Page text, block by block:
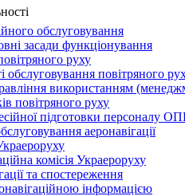
обслуговування
засади функціонування
руху
обслуговування повітряного
використанням
повітряного руху
підготовки персоналу
аеронавігації
комісія Украероруху
та спостереження
інформацією